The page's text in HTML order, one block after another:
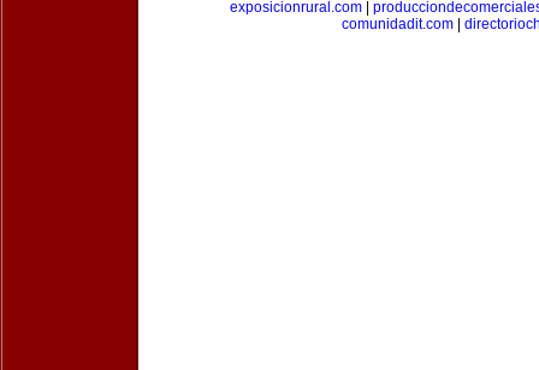
exposicionrural.com
comunidadit.com|